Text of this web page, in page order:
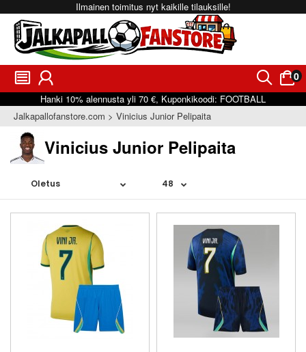
Ilmainen toimitus nyt kaikille tilauksille!
󰂩 󰃳 󰂨 0
󰃠
Hanki 10% alennusta yli 70 €, Kuponkikoodi: FOOTBALL
Jalkapallofanstore.com
Vinicius Junior Pelipaita
Vinicius Junior Pelipaita